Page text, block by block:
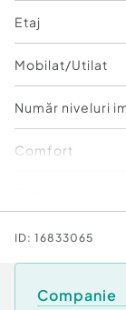
✔ Zonă verde
✔ Ideală
Cod ofertă / ID
Id intern:
Tip imobil:
Etaj
Mobilat/Utilat
Număr niveluri
Comfort
ID: 16833065
Companie